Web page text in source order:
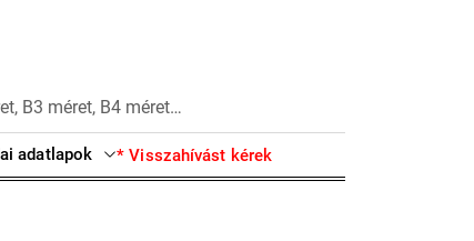
B3 méret, B4 méret…
adatlapok * Visszahívást kérek